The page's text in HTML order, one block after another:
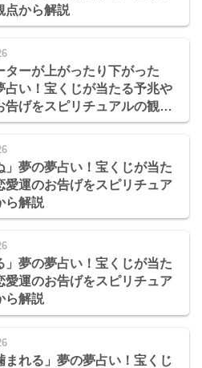
点から解説
ターが上がったり下がった
占い！宝くじが当たる予兆や
告げをスピリチュアルの観点
」夢の夢占い！宝くじが当た
愛運のお告げをスピリチュア
ら解説
」夢の夢占い！宝くじが当た
愛運のお告げをスピリチュア
ら解説
まれる」夢の夢占い！宝くじ